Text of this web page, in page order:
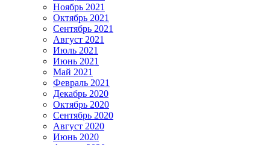
Ноябрь 2021
Октябрь 2021
Сентябрь 2021
Август 2021
Июль 2021
Июнь 2021
Май 2021
Февраль 2021
Декабрь 2020
Октябрь 2020
Сентябрь 2020
Август 2020
Июнь 2020